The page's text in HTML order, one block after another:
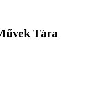
Tára